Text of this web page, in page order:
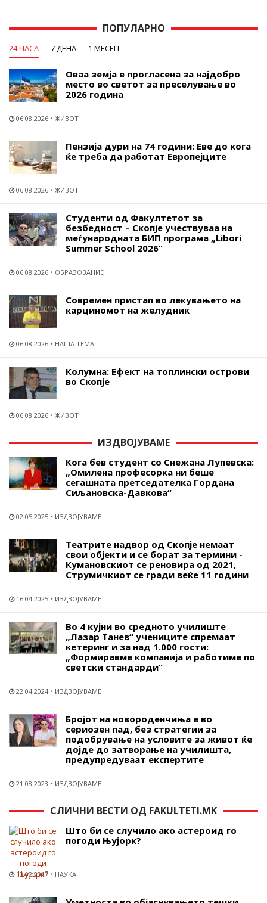
ПОПУЛАРНО
24 ЧАСА 7 ДЕНА 1 МЕСЕЦ
Оваа земја е прогласена за најдобро
место во светот за преселување во
2026 година
06.08.2026 ЖИВОТ
Пензија дури на 74 години: Еве до кога
ќе треба да работат Европејците
06.08.2026 ЖИВОТ
Студенти од Факултетот за
безбедност – Скопје учествуваа на
меѓународната БИП програма „Libori
Summer School 2026“
06.08.2026 ОБРАЗОВАНИЕ
Современ пристап во лекувањето на
карциномот на желудник
06.08.2026 НАША ТЕМА
Колумна: Ефект на топлински острови
во Скопје
06.08.2026 ЖИВОТ
ИЗДВОЈУВАМЕ
Кога бев студент со Снежана Лупевска:
„Омилена професорка ни беше
сегашната претседателка Гордана
Сиљановска-Давкова“
02.05.2025 ИЗДВОЈУВАМЕ
Театрите надвор од Скопје немаат
свои објекти и се борат за термини -
Кумановскиот се реновира од 2021,
Струмичкиот се гради веќе 11 години
16.04.2025 ИЗДВОЈУВАМЕ
Во 4 кујни во средното училиште
„Лазар Танев“ учениците спремаат
кетеринг и за над 1.000 гости:
„Формиравме компанија и работиме по
светски стандарди“
22.04.2024 ИЗДВОЈУВАМЕ
Бројот на новороденчиња е во
сериозен пад, без стратегии за
подобрување на условите за живот ќе
дојде до затворање на училишта,
предупредуваат експертите
21.08.2023 ИЗДВОЈУВАМЕ
СЛИЧНИ ВЕСТИ ОД FAKULTETI.MK
Што би се случило ако астероид го
погоди Њујорк?
13.02.2017 НАУКА